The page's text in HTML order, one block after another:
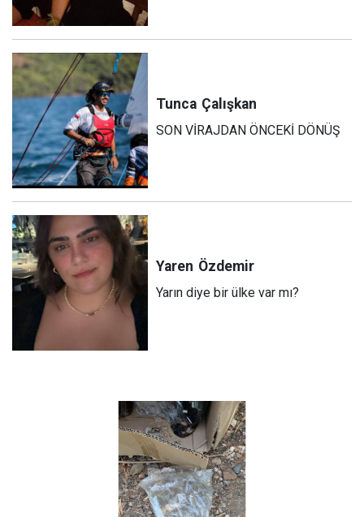
Tunca Çalışkan
SON VİRAJDAN ÖNCEKİ DÖNÜŞ
Yaren Özdemir
Yarın diye bir ülke var mı?